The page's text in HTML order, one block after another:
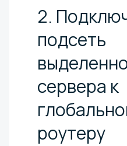
2.
подсеть
сервера к
роутеру